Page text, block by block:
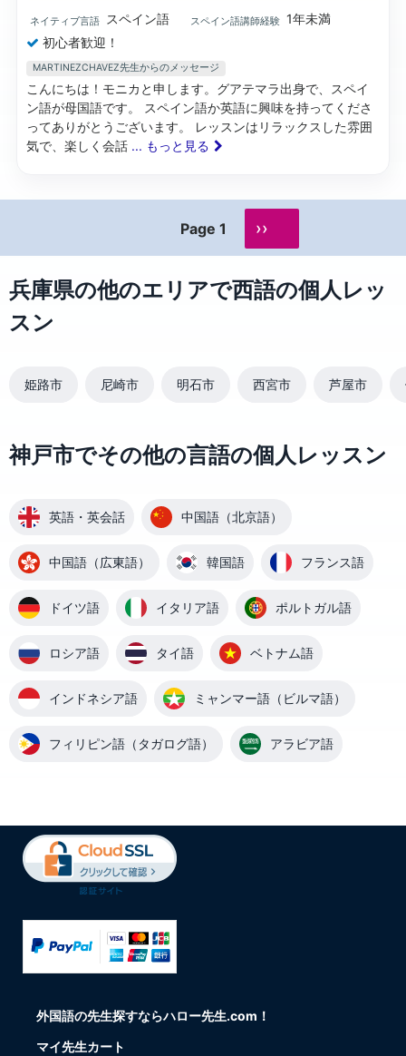
ネイティブ言語 スペイン語 スペイン語講師経験 1年未満
初心者歓迎！
MARTINEZCHAVEZ先生からのメッセージ
こんにちは！モニカと申します。グアテマラ出身で、スペイ
ン語が母国語です。 スペイン語か英語に興味を持ってくださ
ってありがとうございます。 レッスンはリラックスした雰囲
気で、楽しく会話 ... もっと見る
Page 1 ››
兵庫県の他のエリアで西語の個人レッ
スン
姫路市 尼崎市 明石市 西宮市 芦屋市
神戸市でその他の言語の個人レッスン
英語・英会話 中国語（北京語）
中国語（広東語） 韓国語 フランス語
ドイツ語 イタリア語 ポルトガル語
ロシア語 タイ語 ベトナム語
インドネシア語 ミャンマー語（ビルマ語）
フィリピン語（タガログ語） アラビア語
外国語の先生探すならハロー先生.com！
マイ先生カート